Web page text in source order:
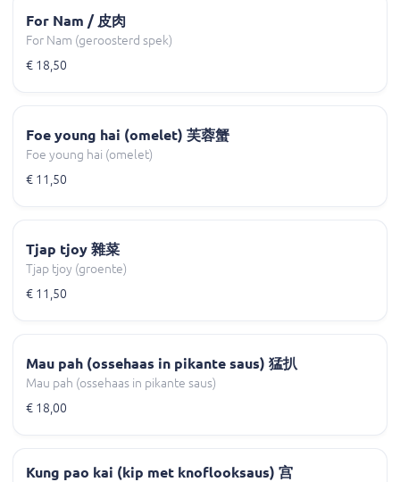
For Nam / 皮肉
For Nam (geroosterd spek)
€ 18,50
Foe young hai (omelet) 芙蓉蟹
Foe young hai (omelet)
€ 11,50
Tjap tjoy 雜菜
Tjap tjoy (groente)
€ 11,50
Mau pah (ossehaas in pikante saus) 猛扒
Mau pah (ossehaas in pikante saus)
€ 18,00
Kung pao kai (kip met knoflooksaus) 宫